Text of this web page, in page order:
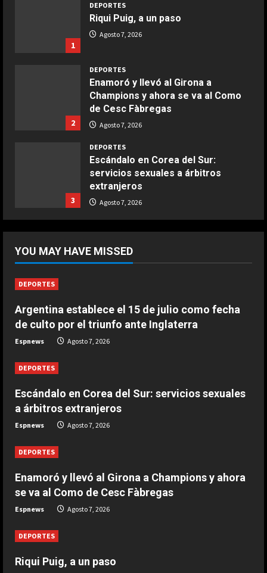
1
DEPORTES
Riqui Puig, a un paso
Agosto 7, 2026
2
DEPORTES
Enamoró y llevó al Girona a
Champions y ahora se va al Como
de Cesc Fàbregas
Agosto 7, 2026
3
DEPORTES
Escándalo en Corea del Sur:
servicios sexuales a árbitros
extranjeros
Agosto 7, 2026
como fecha de culto por el triunfo
ante Inglaterra
DEPORTES
El brutal recibimiento a Salah en
YOU MAY HAVE MISSED
DEPORTES
Argentina establece el 15 de julio como fecha
de culto por el triunfo ante Inglaterra
Espnews Agosto 7, 2026
DEPORTES
Escándalo en Corea del Sur: servicios sexuales
a árbitros extranjeros
Espnews Agosto 7, 2026
DEPORTES
Enamoró y llevó al Girona a Champions y ahora
se va al Como de Cesc Fàbregas
Espnews Agosto 7, 2026
DEPORTES
Riqui Puig, a un paso